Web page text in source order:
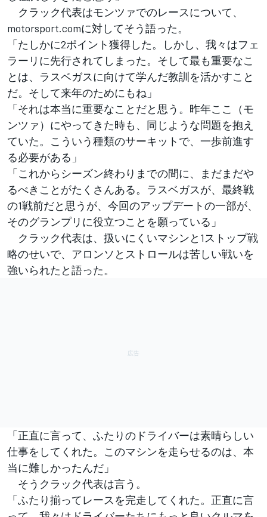
クラック代表はモンツァでのレースについて、
motorsport.comに対してそう語った。
「たしかに2ポイント獲得した。しかし、我々はフェ
ラーリに先行されてしまった。そして最も重要なこ
とは、ラスベガスに向けて学んだ教訓を活かすこと
だ。そして来年のためにもね」
「それは本当に重要なことだと思う。昨年ここ（モ
ンツァ）にやってきた時も、同じような問題を抱え
ていた。こういう種類のサーキットで、一歩前進す
る必要がある」
「これからシーズン終わりまでの間に、まだまだや
るべきことがたくさんある。ラスベガスが、最終戦
の1戦前だと思うが、今回のアップデートの一部が、
そのグランプリに役立つことを願っている」
クラック代表は、扱いにくいマシンと1ストップ戦
略のせいで、アロンソとストロールは苦しい戦いを
強いられたと語った。
「正直に言って、ふたりのドライバーは素晴らしい
仕事をしてくれた。このマシンを走らせるのは、本
当に難しかったんだ」
そうクラック代表は言う。
「ふたり揃ってレースを完走してくれた。正直に言